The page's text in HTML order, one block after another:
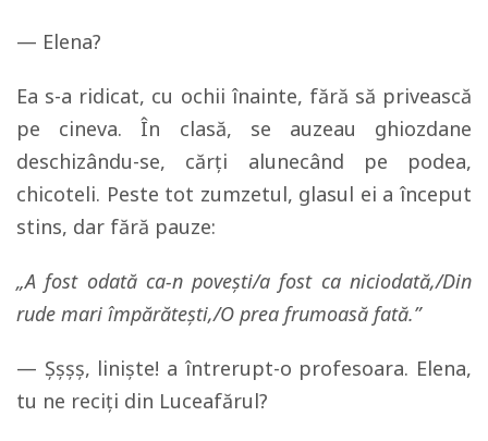
— Elena?
Ea s-a ridicat, cu ochii înainte, fără să privească
pe cineva. În clasă, se auzeau ghiozdane
deschizându-se, cărţi alunecând pe podea,
chicoteli. Peste tot zumzetul, glasul ei a început
stins, dar fără pauze:
„A fost odată ca-n poveşti/a fost ca niciodată,/Din
rude mari împărăteşti,/O prea frumoasă fată.”
— Şşşş, linişte! a întrerupt-o profesoara. Elena,
tu ne reciţi din Luceafărul?